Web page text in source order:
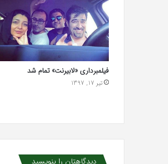
فیلمبرداری «لابیرنت» تمام شد
تیر 17, 1397
دیدگاهتان را بنویسید